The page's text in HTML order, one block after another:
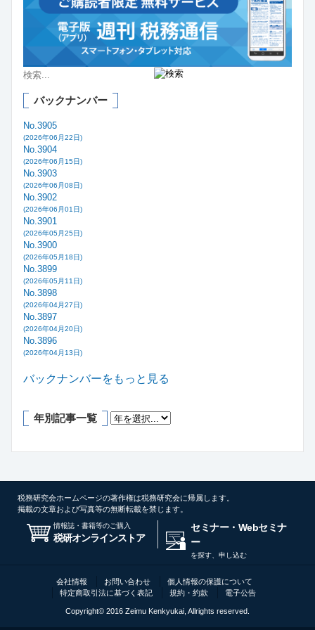
バックナンバー
No.3905
(2026年06月22日)
No.3904
(2026年06月15日)
No.3903
(2026年06月08日)
No.3902
(2026年06月01日)
No.3901
(2026年05月25日)
No.3900
(2026年05月18日)
No.3899
(2026年05月11日)
No.3898
(2026年04月27日)
No.3897
(2026年04月20日)
No.3896
(2026年04月13日)
バックナンバーをもっと見る
年別記事一覧
税務研究会ホームページの著作権は税務研究会に帰属します。
掲載の文章および写真等の無断転載を禁じます。
情報誌・書籍等のご購入
税研オンラインストア
セミナー・Webセミナ
ー
を探す、申し込む
会社情報 お問い合わせ
個人情報の保護について
特定商取引法に基づく表記
規約・約款 電子公告
Copyright© 2016 Zeimu Kenkyukai, Allrights reserved.